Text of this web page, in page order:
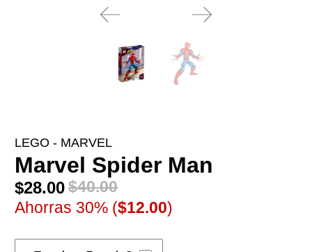
LEGO - MARVEL
Marvel Spider Man
$28.00 $40.00
Ahorras 30% ($12.00)